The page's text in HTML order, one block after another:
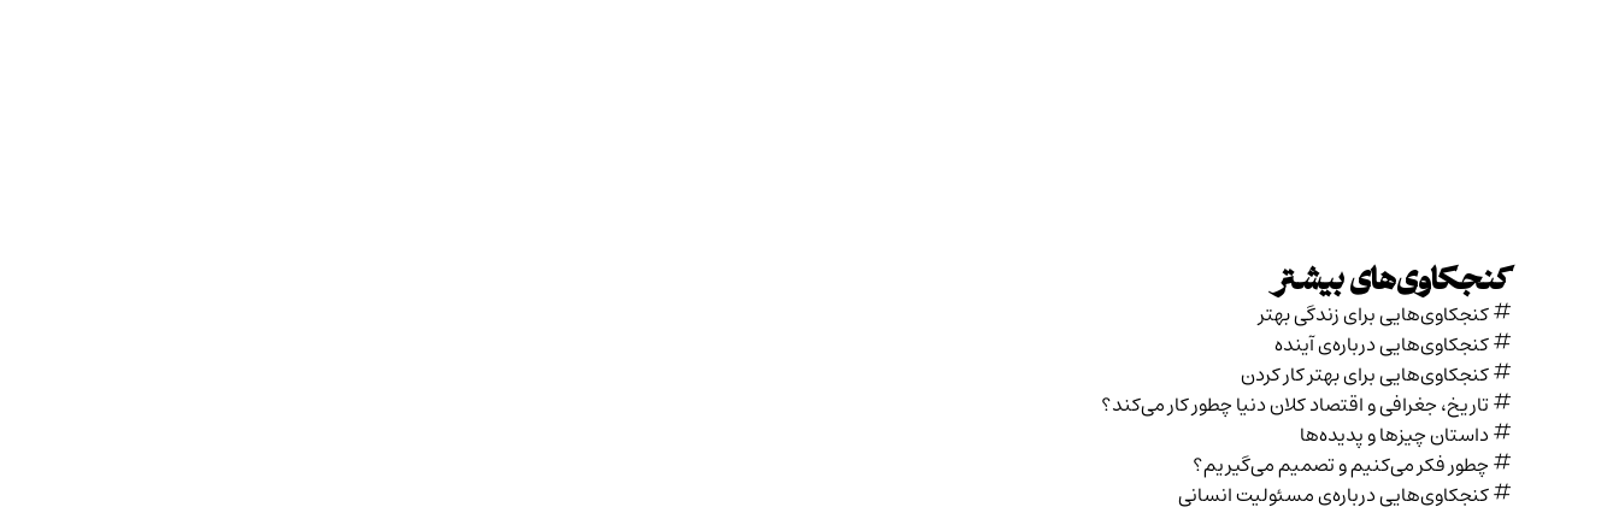
کنجکاوی‌های بیشتر
کنجکاوی‌هایی برای زندگی بهتر
کنجکاوی‌هایی درباره‌ی آينده
کنجکاوی‌هایی برای بهتر کار کردن
تاریخ،‌ جغرافی و اقتصاد کلان دنیا چطور کار می‌کند؟
داستان چیزها و پدیده‌ها
چطور فکر می‌کنیم و تصمیم می‌گیریم؟
کنجکاوی‌هایی درباره‌ی مسئولیت انسانی